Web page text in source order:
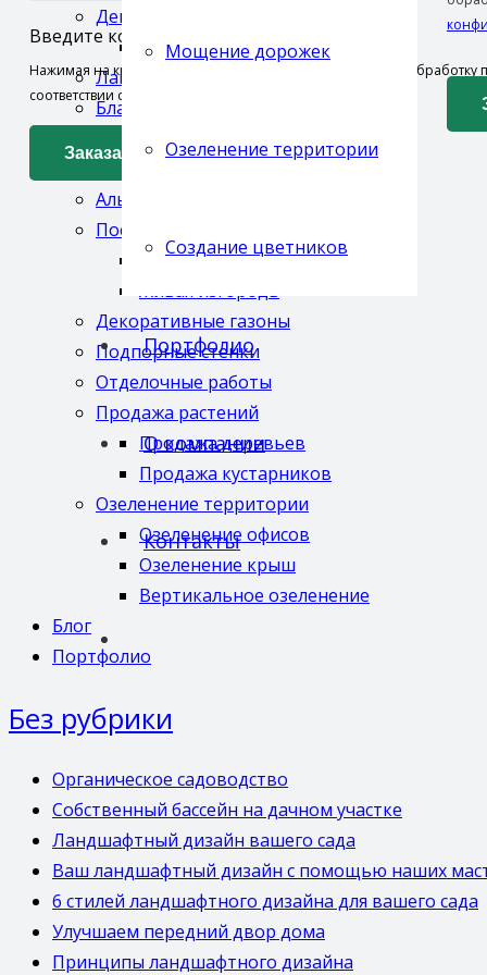
Мощение дорожек
Озеленение территории
Создание цветников
Портфолио
О компании
Контакты
Введите код:
Нажимая на кнопку «заказать звонок», я даю согласие на
соответствии с
Декоративное освещение
Ландшафтное освещение
Ландшафтные работы
Благоустройство участка
Уход за участком
Альпийская горка
Посадка деревьев
Декоративные кустарники
Живая изгородь
Декоративные газоны
Подпорные стенки
Отделочные работы
Продажа растений
Продажа деревьев
Продажа кустарников
Озеленение территории
Озеленение офисов
Озеленение крыш
Вертикальное озеленение
Блог
Портфолио
Без рубрики
Органическое садоводство
Собственный бассейн на дачном участке
Ландшафтный дизайн вашего сада
Ваш ландшафтный дизайн с помощью наших
6 стилей ландшафтного дизайна для вашего сада
Улучшаем передний двор дома
Принципы ландшафтного дизайна